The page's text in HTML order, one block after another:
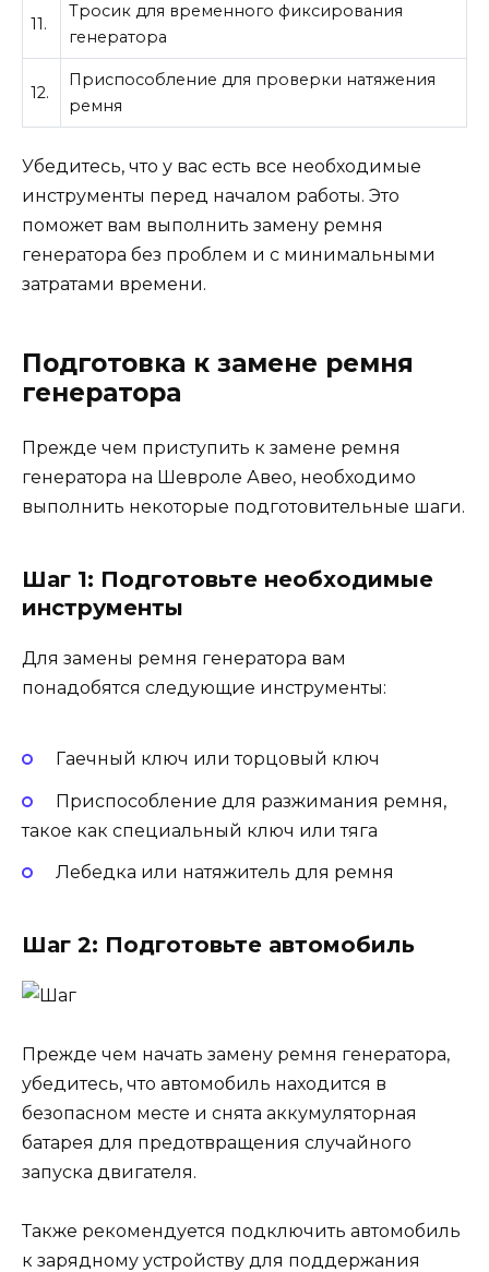
11.
Тросик для временного фиксирования
генератора
12.
Приспособление для проверки натяжения
ремня
Убедитесь, что у вас есть все необходимые
инструменты перед началом работы. Это
поможет вам выполнить замену ремня
генератора без проблем и с минимальными
затратами времени.
Подготовка к замене ремня
генератора
Прежде чем приступить к замене ремня
генератора на Шевроле Авео, необходимо
выполнить некоторые подготовительные шаги.
Шаг 1: Подготовьте необходимые
инструменты
Для замены ремня генератора вам
понадобятся следующие инструменты:
Гаечный ключ или торцовый ключ
Приспособление для разжимания ремня,
такое как специальный ключ или тяга
Лебедка или натяжитель для ремня
Шаг 2: Подготовьте автомобиль
Прежде чем начать замену ремня генератора,
убедитесь, что автомобиль находится в
безопасном месте и снята аккумуляторная
батарея для предотвращения случайного
запуска двигателя.
Также рекомендуется подключить автомобиль
к зарядному устройству для поддержания